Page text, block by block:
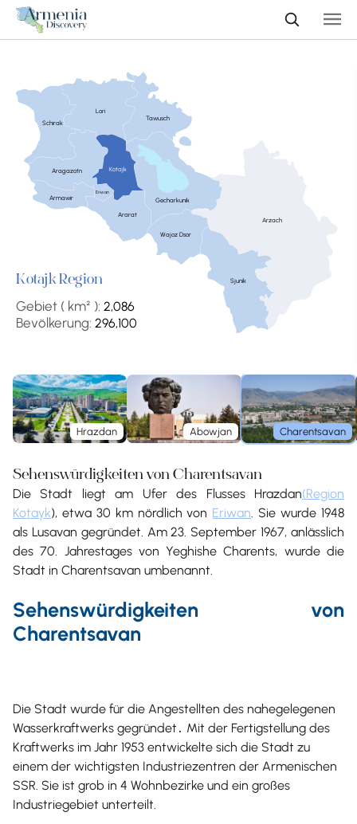
Schirak
Armawir
Aragazotn
Lori
Kotajk
Ararat
Tawusch
Gecharkunik
Wajoz Dsor
Sjunik
Eriwan
Arzach
Kotajk Region
Gebiet ( km² ): 2,086
Bevölkerung: 296,100
Sehenswürdigkeiten von Charentsavan
Hrazdan Abowjan Charentsavan
Die Stadt liegt am Ufer des Flusses Hrazdan(Region
Kotayk), etwa 30 km nördlich von Eriwan . Sie wurde 1948
als Lusavan gegründet. Am 23. September 1967, anlässlich
des 70. Jahrestages von Yeghishe Charents, wurde die
Stadt in Charentsavan umbenannt.
Sehenswürdigkeiten von
Charentsavan
Die Stadt wurde für die Angestellten des nahegelegenen
Wasserkraftwerks gegründet․ Mit der Fertigstellung des
Kraftwerks im Jahr 1953 entwickelte sich die Stadt zu
einem der wichtigsten Industriezentren der Armenischen
SSR. Sie ist grob in 4 Wohnbezirke und ein großes
Industriegebiet unterteilt.